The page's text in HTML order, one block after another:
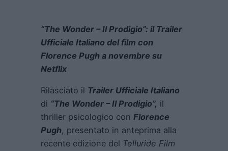
“The Wonder – Il Prodigio”: il Trailer
Ufficiale Italiano del film con
Florence Pugh a novembre su
Netflix
Rilasciato il Trailer Ufficiale Italiano
di “The Wonder – Il Prodigio”, il
thriller psicologico con Florence
Pugh, presentato in anteprima alla
recente edizione del Telluride Film